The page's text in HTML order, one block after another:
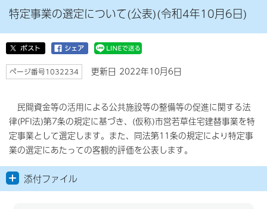
特定事業の選定について(公表)(令和4年10月6日)
ページ番号1032234 更新日 2022年10月6日
民間資金等の活用による公共施設等の整備等の促進に関する法
律(PFI法)第7条の規定に基づき、(仮称)市営若草住宅建替事業を特
定事業として選定します。また、同法第11条の規定により特定事
業の選定にあたっての客観的評価を公表します。
添付ファイル